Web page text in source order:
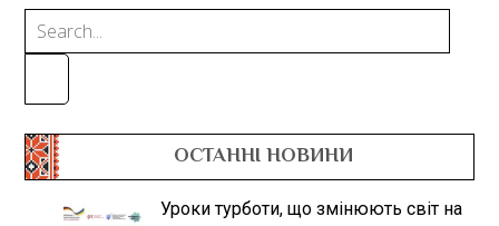
ОСТАННІ НОВИНИ
Уроки турботи, що змінюють світ на